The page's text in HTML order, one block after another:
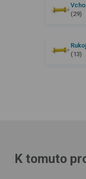
(29)
(13)
K tomuto